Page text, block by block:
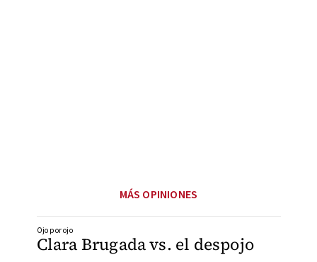
MÁS OPINIONES
Clara Brugada vs. el despojo
Ojo por ojo